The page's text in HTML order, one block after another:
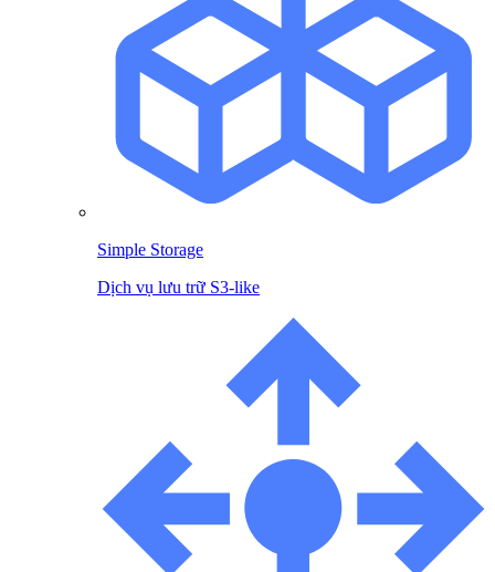
Simple Storage
Dịch vụ lưu trữ S3-like